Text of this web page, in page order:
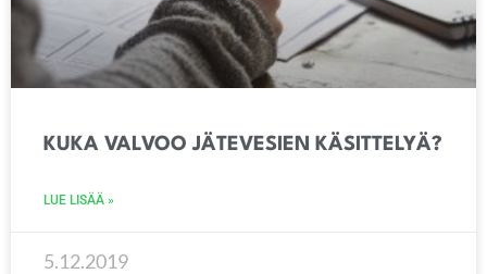
KUKA VALVOO JÄTEVESIEN KÄSITTELYÄ?
LUE LISÄÄ »
5.12.2019